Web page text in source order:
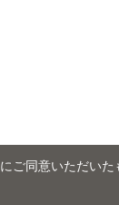
にご同意いただいた